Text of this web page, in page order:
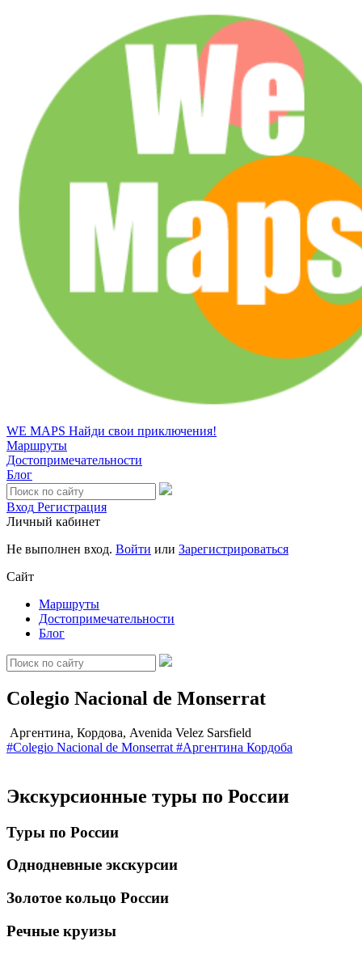
WE MAPS Найди свои приключения!
Маршруты
Достопримечательности
Блог
Вход Регистрация
Личный кабинет
Не выполнен вход. Войти или Зарегистрироваться
Сайт
Маршруты
Достопримечательности
Блог
Colegio Nacional de Monserrat
Аргентина, Кордова, Avenida Velez Sarsfield
#Colegio Nacional de Monserrat #Аргентина Кордоба
Экскурсионные туры по России
Туры по России
Однодневные экскурсии
Золотое кольцо России
Речные круизы